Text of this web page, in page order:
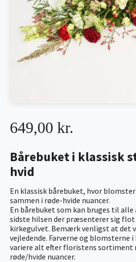
Bårebuket i klassisk
hvid
En klassisk bårebuket, hvor
sammen i røde-hvide nuancer.
En bårebuket som kan bruges til alle
sidste hilsen der præsenterer sig flot
kirkegulvet. Bemærk venligst at det
vejledende. Farverne og blomsterne
variere alt efter floristens sortiment
røde/hvide nuancer.
649,00 kr.